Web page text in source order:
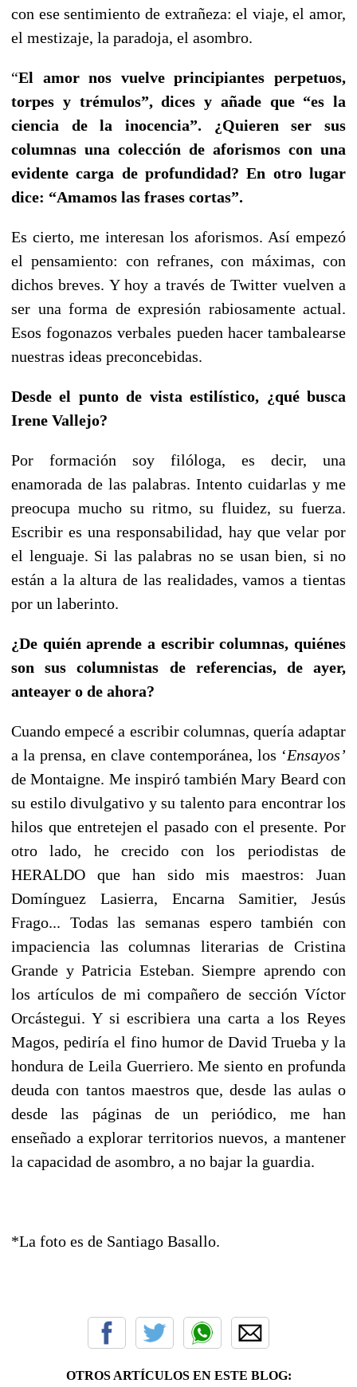
con ese sentimiento de extrañeza: el viaje, el amor,
el mestizaje, la paradoja, el asombro.
“El amor nos vuelve principiantes perpetuos,
torpes y trémulos”, dices y añade que “es la
ciencia de la inocencia”. ¿Quieren sersus
columnas una colección de aforismos con una
evidente carga de profundidad? En otro lugar
dice: “Amamos las frases cortas”.
Es cierto, me interesan los aforismos. Así empezó
el pensamiento: con refranes, con máximas, con
dichos breves. Y hoy a través de Twitter vuelven a
ser una forma de expresión rabiosamente actual.
Esos fogonazos verbales pueden hacer tambalearse
nuestras ideas preconcebidas.
Desde el punto de vista estilístico, ¿qué busca
Irene Vallejo?
Por formación soy filóloga, es decir, una
enamorada de las palabras. Intento cuidarlas y me
preocupa mucho su ritmo, su fluidez, su fuerza.
Escribir es una responsabilidad, hay que velar por
el lenguaje. Si las palabras no se usan bien, si no
están a la altura de las realidades, vamos a tientas
por un laberinto.
¿De quién aprende a escribir columnas, quiénes
sonsus columnistas de referencias, de ayer,
anteayer o de ahora?
Cuando empecé a escribir columnas, quería adaptar
a la prensa, en clave contemporánea, los ‘Ensayos’
de Montaigne. Me inspiró también Mary Beard con
su estilo divulgativo y su talento para encontrar los
hilos que entretejen el pasado con el presente. Por
otro lado, he crecido con los periodistas de
HERALDO que han sido mis maestros: Juan
Domínguez Lasierra, Encarna Samitier, Jesús
Frago... Todas las semanas espero también con
impaciencia las columnas literarias de Cristina
Grande y Patricia Esteban. Siempre aprendo con
los artículos de mi compañero de sección Víctor
Orcástegui. Y si escribiera una carta a los Reyes
Magos, pediría el fino humor de David Trueba y la
hondura de Leila Guerriero. Me siento en profunda
deuda con tantos maestros que, desde las aulas o
desde las páginas de un periódico, me han
enseñado a explorar territorios nuevos, a mantener
la capacidad de asombro, a no bajar la guardia.
*La foto es de Santiago Basallo.
OTROS ARTÍCULOS EN ESTE BLOG: